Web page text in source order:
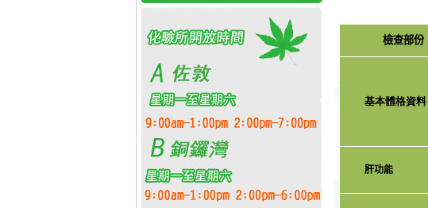
檢查部份
基本體格資料
肝功能